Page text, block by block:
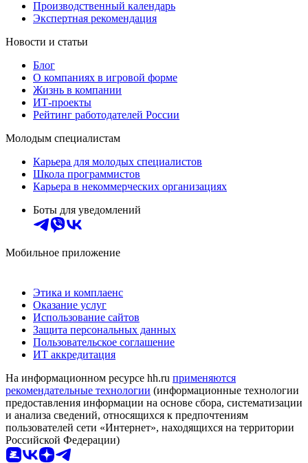
Производственный календарь
Экспертная рекомендация
Новости и статьи
Блог
О компаниях в игровой форме
Жизнь в компании
ИТ-проекты
Рейтинг работодателей России
Молодым специалистам
Карьера для молодых специалистов
Школа программистов
Карьера в некоммерческих организациях
Боты для уведомлений
Мобильное приложение
Этика и комплаенс
Оказание услуг
Использование сайтов
Защита персональных данных
Пользовательское соглашение
ИТ аккредитация
На информационном ресурсе hh.ru применяются
рекомендательные технологии (информационные технологии
предоставления информации на основе сбора, систематизации
и анализа сведений, относящихся к предпочтениям
пользователей сети «Интернет», находящихся на территории
Российской Федерации)